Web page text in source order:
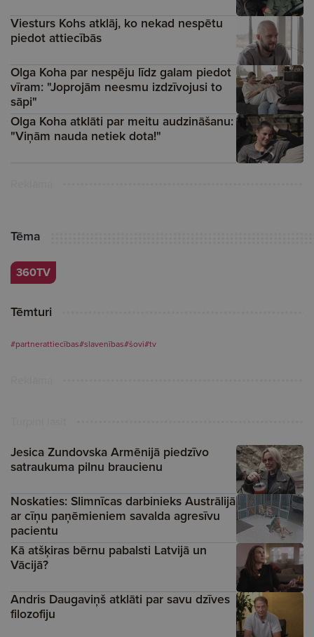
Viesturs Kohs atklāj, ko nekad nespētu
piedot attiecībās
Olga Koha par nespēju līdz galam piedot
vīram: "Joprojām neesmu izdzīvojusi to
sāpi"
Olga Koha atklāti par meitu audzināšanu:
"Viņām nauda netiek dota!"
Tēma
360TV
Tēmturi
#partnerattiecības#slavenības#šovi#tv
Jesica Zundovska Armēnijā piedzīvo
satraukuma pilnu braucienu
Noskaties: Slimnīcas darbinieks Austrālijā
ar cīņu paņēmieniem savalda agresīvu
pacientu
Kā atšķiras bērnu pabalsti Latvijā un
Vācijā?
Andris Daugaviņš atklāti par savu dzīves
filozofiju